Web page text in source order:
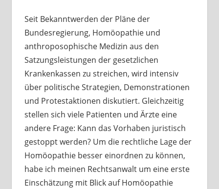
Seit Bekanntwerden der Pläne der
Bundesregierung, Homöopathie und
anthroposophische Medizin aus den
Satzungsleistungen der gesetzlichen
Krankenkassen zu streichen, wird intensiv
über politische Strategien, Demonstrationen
und Protestaktionen diskutiert. Gleichzeitig
stellen sich viele Patienten und Ärzte eine
andere Frage: Kann das Vorhaben juristisch
gestoppt werden? Um die rechtliche Lage der
Homöopathie besser einordnen zu können,
habe ich meinen Rechtsanwalt um eine erste
Einschätzung mit Blick auf Homöopathie